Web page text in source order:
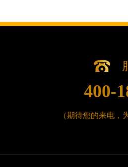
内
内
内
内蒙
400-
（期待您的来电，